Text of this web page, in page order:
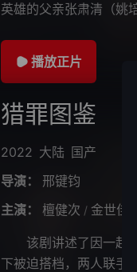
英雄的父亲张肃清（姚
吵中突发心梗去世了。
播放正片
猎罪图鉴
2022 大陆 国产
导演：
邢键钧
主演：
檀健次 / 金世佳
该剧讲述了因一起尘
下被迫搭档，两人联手